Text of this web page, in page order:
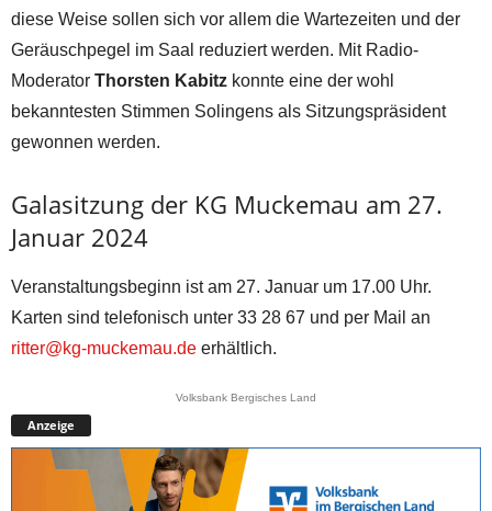
diese Weise sollen sich vor allem die Wartezeiten und der
Geräuschpegel im Saal reduziert werden. Mit Radio-
Moderator Thorsten Kabitz konnte eine der wohl
bekanntesten Stimmen Solingens als Sitzungspräsident
gewonnen werden.
Galasitzung der KG Muckemau am 27.
Januar 2024
Veranstaltungsbeginn ist am 27. Januar um 17.00 Uhr.
Karten sind telefonisch unter 33 28 67 und per Mail an
ritter@kg-muckemau.de erhältlich.
Volksbank Bergisches Land
Anzeige